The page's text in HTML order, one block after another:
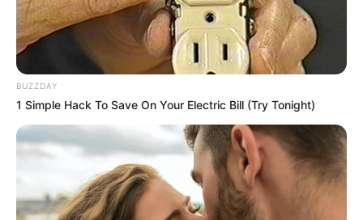
BUZZDAY
1 Simple Hack To Save On Your Electric Bill (Try Tonight)